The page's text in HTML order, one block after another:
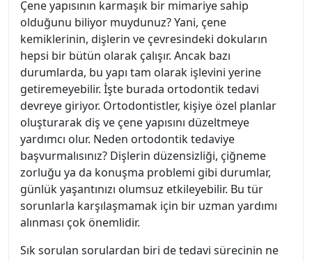
Çene yapısının karmaşık bir mimariye sahip
olduğunu biliyor muydunuz? Yani, çene
kemiklerinin, dişlerin ve çevresindeki dokuların
hepsi bir bütün olarak çalışır. Ancak bazı
durumlarda, bu yapı tam olarak işlevini yerine
getiremeyebilir. İşte burada ortodontik tedavi
devreye giriyor. Ortodontistler, kişiye özel planlar
oluşturarak diş ve çene yapısını düzeltmeye
yardımcı olur. Neden ortodontik tedaviye
başvurmalısınız? Dişlerin düzensizliği, çiğneme
zorluğu ya da konuşma problemi gibi durumlar,
günlük yaşantınızı olumsuz etkileyebilir. Bu tür
sorunlarla karşılaşmamak için bir uzman yardımı
alınması çok önemlidir.
Sık sorulan sorulardan biri de tedavi sürecinin ne